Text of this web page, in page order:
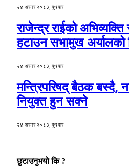
२४ असार २०८३, बुधबार
राजेन्द्र राईको
हटाउन सभामुख अर्यालको
२४ असार २०८३, बुधबार
मन्त्रिपरिषद् बैठक बस्दै,
नियुक्त हुन सक्ने
२४ असार २०८३, बुधबार
छुटाउनुभयो कि ?